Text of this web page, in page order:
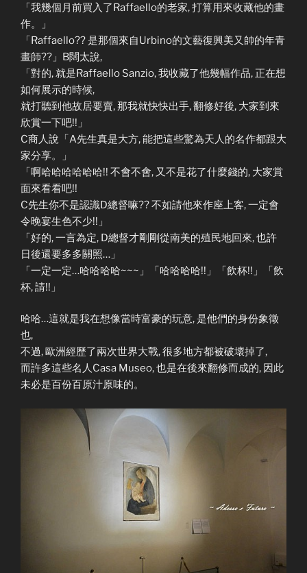
「我幾個月前買入了Raffaello的老家, 打算用來收藏他的畫
作。」
「Raffaello?? 是那個來自Urbino的文藝復興美又帥的年青
畫師??」B闊太說,
「對的, 就是Raffaello Sanzio, 我收藏了他幾幅作品, 正在想
如何展示的時候,
就打聽到他故居要賣, 那我就快快出手, 翻修好後, 大家到來
欣賞一下吧!!」
C商人說「A先生真是大方, 能把這些驚為天人的名作都跟大
家分享。」
「啊哈哈哈哈哈哈!! 不會不會, 又不是花了什麼錢的, 大家賞
面來看看吧!!
C先生你不是認識D總督嘛?? 不如請他來作座上客, 一定會
令晚宴生色不少!!」
「好的, 一言為定, D總督才剛剛從南美的殖民地回來, 也許
日後還要多多關照…」
「一定一定…哈哈哈哈~~~」「哈哈哈哈!!」「飲杯!!」「飲
杯, 請!!」
哈哈…這就是我在想像當時富豪的玩意, 是他們的身份象徵
也,
不過, 歐洲經歷了兩次世界大戰, 很多地方都被破壞掉了,
而許多這些名人Casa Museo, 也是在後來翻修而成的, 因此
未必是百份百原汁原味的。